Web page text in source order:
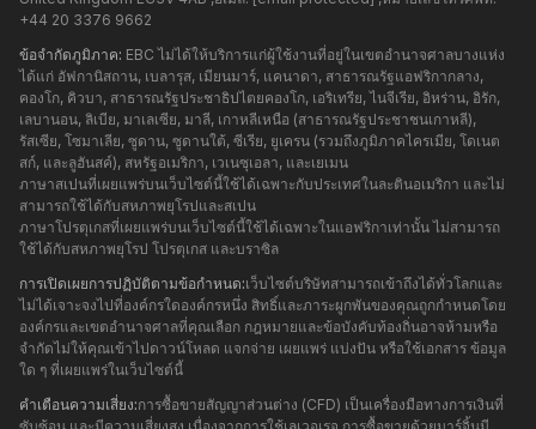
+44 20 3376 9662
ข้อจำกัดภูมิภาค: EBC ไม่ได้ให้บริการแก่ผู้ใช้งานที่อยู่ในเขตอำนาจศาลบางแห่ง
ได้แก่ อัฟกานิสถาน, เบลารุส, เมียนมาร์, แคนาดา, สาธารณรัฐแอฟริกากลาง,
คองโก, คิวบา, สาธารณรัฐประชาธิปไตยคองโก, เอริเทรีย, ไนจีเรีย, อิหร่าน, อิรัก,
เลบานอน, ลิเบีย, มาเลเซีย, มาลี, เกาหลีเหนือ (สาธารณรัฐประชาชนเกาหลี),
รัสเซีย, โซมาเลีย, ซูดาน, ซูดานใต้, ซีเรีย, ยูเครน (รวมถึงภูมิภาคไครเมีย, โดเนต
สก์, และลูฮันสค์), สหรัฐอเมริกา, เวเนซุเอลา, และเยเมน
ภาษาสเปนที่เผยแพร่บนเว็บไซต์นี้ใช้ได้เฉพาะกับประเทศในละตินอเมริกา และไม่
สามารถใช้ได้กับสหภาพยุโรปและสเปน
ภาษาโปรตุเกสที่เผยแพร่บนเว็บไซต์นี้ใช้ได้เฉพาะในแอฟริกาเท่านั้น ไม่สามารถ
ใช้ได้กับสหภาพยุโรป โปรตุเกส และบราซิล
การเปิดเผยการปฏิบัติตามข้อกำหนด:เว็บไซต์บริษัทสามารถเข้าถึงได้ทั่วโลกและ
ไม่ได้เจาะจงไปที่องค์กรใดองค์กรหนึ่ง สิทธิ์และภาระผูกพันของคุณถูกกำหนดโดย
องค์กรและเขตอำนาจศาลที่คุณเลือก กฎหมายและข้อบังคับท้องถิ่นอาจห้ามหรือ
จำกัดไม่ให้คุณเข้าไปดาวน์โหลด แจกจ่าย เผยแพร่ แบ่งปัน หรือใช้เอกสาร ข้อมูล
ใด ๆ ที่เผยแพร่ในเว็บไซต์นี้
คำเตือนความเสี่ยง:การซื้อขายสัญญาส่วนต่าง (CFD) เป็นเครื่องมือทางการเงินที่